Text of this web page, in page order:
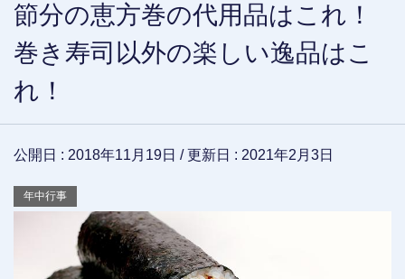
節分の恵方巻の代用品はこれ！
巻き寿司以外の楽しい逸品はこ
れ！
公開日 : 2018年11月19日 / 更新日 : 2021年2月3日
年中行事